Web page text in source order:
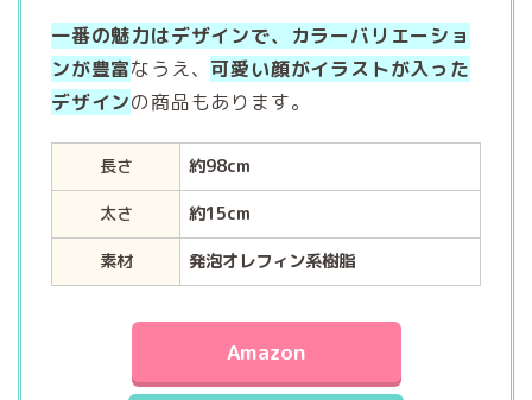
一番の魅力はデザインで、カラーバリエーショ
ンが豊富なうえ、 可愛い顔がイラストが入った
デザインの商品もあります。
長さ
約98cm
太さ
約15cm
素材
発泡オレフィン系樹脂
Amazon